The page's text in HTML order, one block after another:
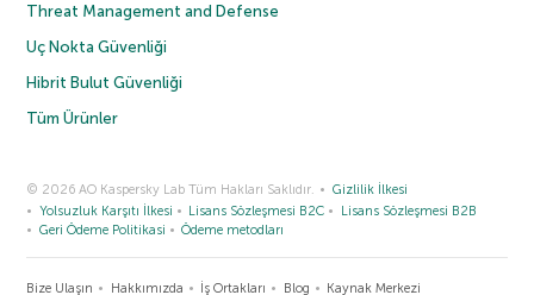
Threat Management and Defense
Uç Nokta Güvenliği
Hibrit Bulut Güvenliği
Tüm Ürünler
© 2026 AO Kaspersky Lab Tüm Hakları Saklıdır.
Gizlilik İlkesi
Yolsuzluk Karşıtı İlkesi
Lisans Sözleşmesi B2C
Lisans Sözleşmesi B2B
Geri Ödeme Politikasi
Ödeme metodları
Bize Ulaşın Hakkımızda İş Ortakları Blog Kaynak Merkezi